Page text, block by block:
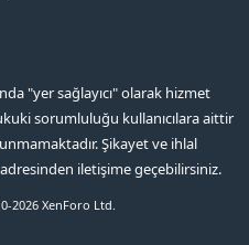
"yer sağlayıcı" olarak hizmet
sorumluluğu kullanıcılara aittir
Şikayet ve ihlal
adresinden iletişime geçebilirsiniz.
2026 XenForo Ltd.